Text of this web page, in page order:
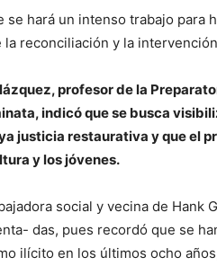
se hará un intenso trabajo para
la reconciliación y la
profesor de la
indicó que se busca
justicia restaurativa y que el
y los jóvenes.
social y vecina de Hank
das, pues recordó que se
ilícito en los últimos ocho